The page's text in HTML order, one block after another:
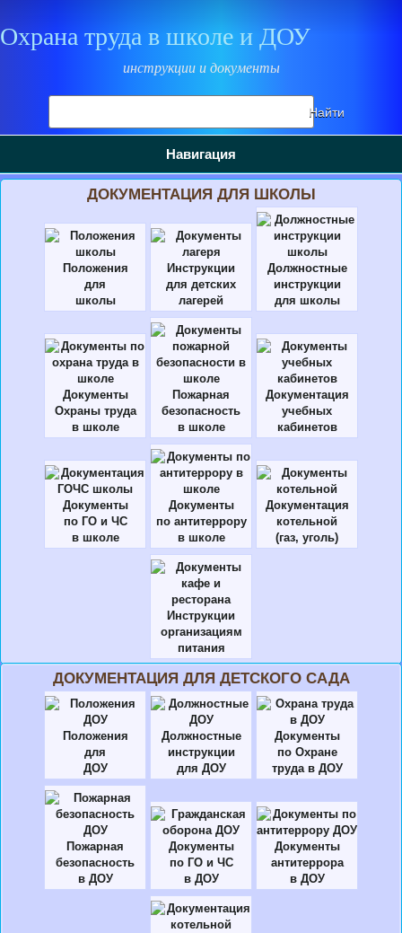
Охрана труда в школе и ДОУ
инструкции и документы
Навигация
ДОКУМЕНТАЦИЯ ДЛЯ ШКОЛЫ
Положения
для
школы
Инструкции
для детских
лагерей
Должностные
инструкции
для школы
Документы
Охраны труда
в школе
Пожарная
безопасность
в школе
Документация
учебных
кабинетов
Документы
по ГО и ЧС
в школе
Документы
по антитеррору
в школе
Документация
котельной
(газ, уголь)
Инструкции
организациям
питания
ДОКУМЕНТАЦИЯ ДЛЯ ДЕТСКОГО САДА
Положения
для
ДОУ
Должностные
инструкции
для ДОУ
Документы
по Охране
труда в ДОУ
Пожарная
безопасность
в ДОУ
Документы
по ГО и ЧС
в ДОУ
Документы
антитеррора
в ДОУ